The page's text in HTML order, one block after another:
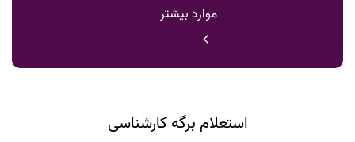
موارد بیشتر
استعلام برگه کارشناسی